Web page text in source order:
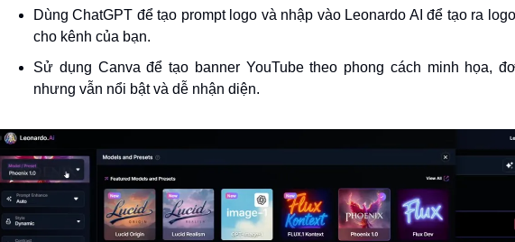
Dùng ChatGPT để tạo prompt logo và nhập vào Leonardo AI để tạo ra
cho kênh của bạn.
Sử dụng Canva để tạo banner YouTube theo phong cách minh họa,
nhưng vẫn nổi bật và dễ nhận diện.